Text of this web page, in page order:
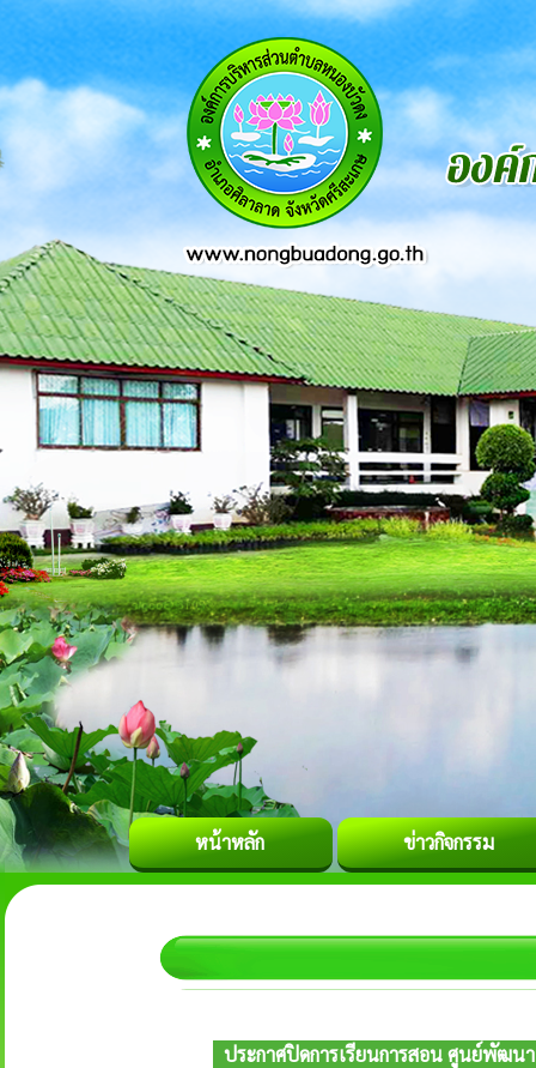
หน้าหลัก ข่าวกิจกรรม
ประกาศปิดการเรียนการสอน ศูนย์พัฒน